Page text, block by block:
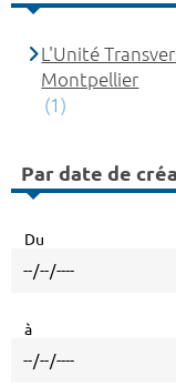
L'Unité
Montpellier
(1)
Par date de
Du
à